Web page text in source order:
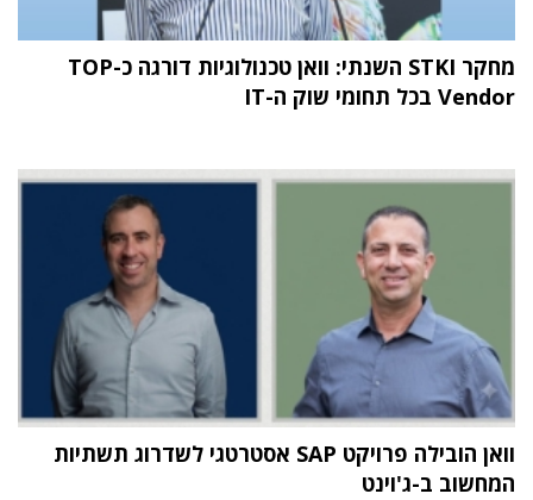
מחקר STKI השנתי: וואן טכנולוגיות דורגה כ-TOP
Vendor בכל תחומי שוק ה-IT
וואן הובילה פרויקט SAP אסטרטגי לשדרוג תשתיות
המחשוב ב-ג'וינט